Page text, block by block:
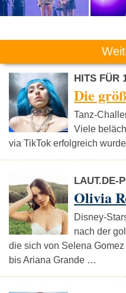
HITS FÜR
Die
Tanz-
Viele
via TikTok erfolgreich
LAUT.DE-
Olivia
Disney-
nach der
die sich von Selena
bis Ariana Grande …